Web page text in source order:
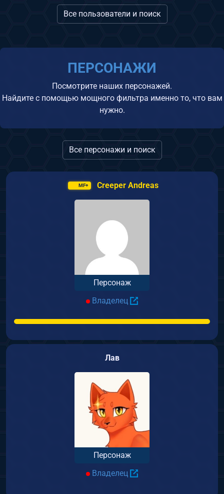
Все пользователи и поиск
ПЕРСОНАЖИ
Посмотрите наших персонажей.
Найдите с помощью мощного фильтра именно то, что вам
нужно.
Все персонажи и поиск
MF+ Creeper Andreas
Персонаж
Владелец
Лав
Персонаж
Владелец